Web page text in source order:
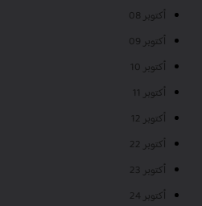
أكتوبر 08
أكتوبر 09
أكتوبر 10
أكتوبر 11
أكتوبر 12
أكتوبر 22
أكتوبر 23
أكتوبر 24